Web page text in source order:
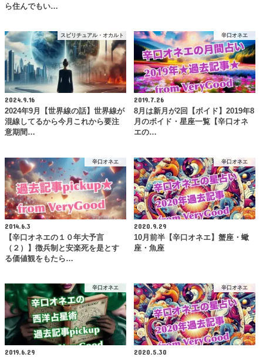
ら住んでもい…
スピリチュアル・オカルト
2024.9.16
2024年9月【世界線の話】世界線が
混線してるから今月これから要注
意期間…
辛口オネエ
2019.7.26
8月は新月が2回【ボイド】2019年8
月のボイド・星座一覧【辛口オネ
エの…
辛口オネエ
2014.6.3
【辛口オネエの１０年大予言
（２）】徴兵制と安楽死を是とす
る価値観をもたら…
辛口オネエ
2020.9.29
10月前半【辛口オネエ】蟹座・蠍
座・魚座
辛口オネエ
2019.6.29
辛口オネエ
2020.5.30